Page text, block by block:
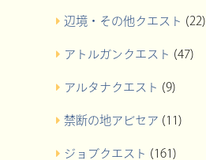
辺境・その他クエスト (22)
アトルガンクエスト (47)
アルタナクエスト (9)
禁断の地アビセア (11)
ジョブクエスト (161)